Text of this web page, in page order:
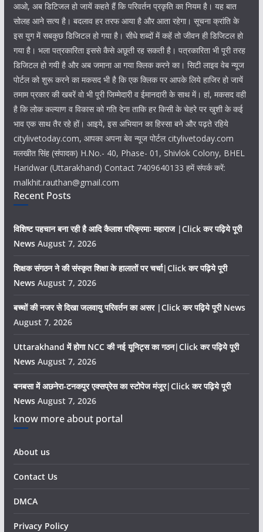
आओ, अब डिटिजल हो जायें कहते हैं कि परिवर्तन प्रकृति का नियम है। यह बात
सोलह आने सत्य है। बदलाव हर तरफ आया है और आता रहेगा। सूचना क्रांति के
इस युग में सबकुछ डिजिटल हो गया है। सीधे शब्दों में कहें तो जीवन ही डिजिटल हो
गया है। भला पत्रकारिता इससे कैसे अछूती रह सकती है। पत्रकारिता भी पूरी तरह
डिजिटल हो गयी है और अब जमाना आ गया क्लिक करने का। सिटी लाइव वेब न्यूज
पोर्टल को शुरू करने का मकसद भी है कि एक क्लिक पर आपके लिये हाजिर हो जायें
तमाम प्रकार की खबरें वो भी पूरी जिम्मेदारी व ईमानदारी के साथ में। हां, मकसद वही
है कि लोक कल्याण व विकास को गति देना ताकि हर किसी के चेहरे पर खुशी के कई
भाव एक साथ तैर रहे हों। आइये, इस अभियान का हिस्सा बने और पढ़ते रहिये
citylivetoday.com, आपका अपना बेव न्यूज पोर्टल citylivetoday.com
मलखीत सिंह (संपादक) H.No.- 40, Phase- 01, Shivlok Colony, BHEL
Haridwar (Uttarakhand) Contact 7409640133 हमें संपर्क करें:
malkhit.rauthan@gmail.com
Recent Posts
विशिष्ट पहचान बना रही है आदि कैलाश परिक्रमाः महाराज |Click कर पढ़िये पूरी
News August 7, 2026
शिक्षक संगठन ने की संस्कृत शिक्षा के हालातों पर चर्चा|Click कर पढ़िये पूरी
News August 7, 2026
बच्चों की नजर से दिखा जलवायु परिवर्तन का असर |Click कर पढ़िये पूरी News
August 7, 2026
Uttarakhand में होगा NCC की नई यूनिट्स का गठन|Click कर पढ़िये पूरी
News August 7, 2026
बनबसा में अछनेरा-टनकपुर एक्सप्रेस का स्टोपेज मंजूर|Click कर पढ़िये पूरी
News August 7, 2026
know more about portal
About us
Contact Us
DMCA
Privacy Policy